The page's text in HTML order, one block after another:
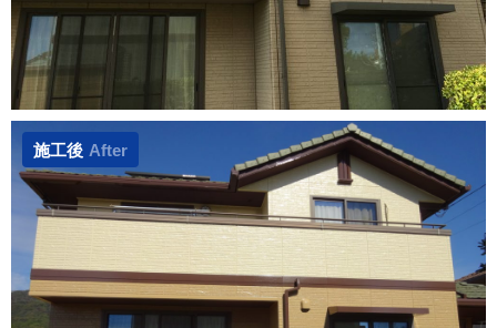
施工後 After